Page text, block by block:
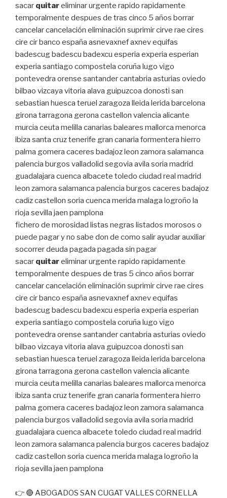
sacar quitareliminar urgente rapido rapidamente
temporalmente despues de tras cinco 5 años borrar
cancelar cancelación eliminación suprimir cirve rae cires
cire cir banco españa asnevaxnef axnev equifas
badescug badescu badexcu esperia experia esperian
experia santiago compostela coruña lugo vigo
pontevedra orense santander cantabria asturias oviedo
bilbao vizcaya vitoria alava guipuzcoa donosti san
sebastian huesca teruel zaragoza lleida lerida barcelona
girona tarragona gerona castellon valencia alicante
murcia ceuta melilla canarias baleares mallorca menorca
ibiza santa cruz tenerife gran canaria formentera hierro
palma gomera caceres badajoz leon zamora salamanca
palencia burgos valladolid segovia avila soria madrid
guadalajara cuenca albacete toledo ciudad real madrid
leon zamora salamanca palencia burgos caceres badajoz
cadiz castellon soria cuenca merida malaga logroño la
rioja sevilla jaen pamplona
fichero de morosidad listas negras listados morosos o
puede pagar y no sabe don de como salir ayudar auxiliar
socorrer deuda pagada pagada sin pagar
sacar quitareliminar urgente rapido rapidamente
temporalmente despues de tras 5 cinco años borrar
cancelar cancelación eliminación suprimir cirve rae cires
cire cir banco españa asnevaxnef axnev equifas
badescug badescu badexcu esperia experia esperian
experia santiago compostela coruña lugo vigo
pontevedra orense santander cantabria asturias oviedo
bilbao vizcaya vitoria alava guipuzcoa donosti san
sebastian huesca teruel zaragoza lleida lerida barcelona
girona tarragona gerona castellon valencia alicante
murcia ceuta melilla canarias baleares mallorca menorca
ibiza santa cruz tenerife gran canaria formentera hierro
palma gomera caceres badajoz leon zamora salamanca
palencia burgos valladolid segovia avila soria madrid
guadalajara cuenca albacete toledo ciudad real madrid
leon zamora salamanca palencia burgos caceres badajoz
cadiz castellon soria cuenca merida malaga logroño la
rioja sevilla jaen pamplona
👉 🔴 ABOGADOS SAN CUGAT VALLES CORNELLA